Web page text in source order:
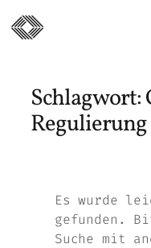
Inhalt
springen
Schlagwort:
Regulierung
Es wurde
gefunden.
Suche mit